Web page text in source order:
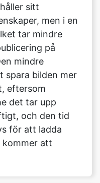
på
mindre
bilden mer
eftersom
det tar upp
och den tid
för att ladda
kommer att